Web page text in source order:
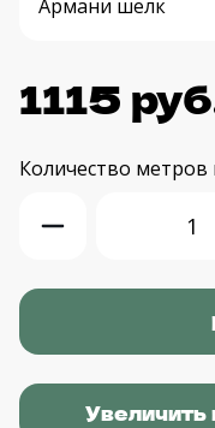
1115
Количество метров
Увеличить